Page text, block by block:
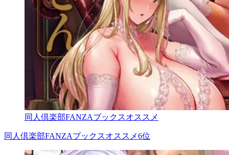
同人倶楽部FANZAブックスオススメ
同人倶楽部FANZAブックスオススメ6位